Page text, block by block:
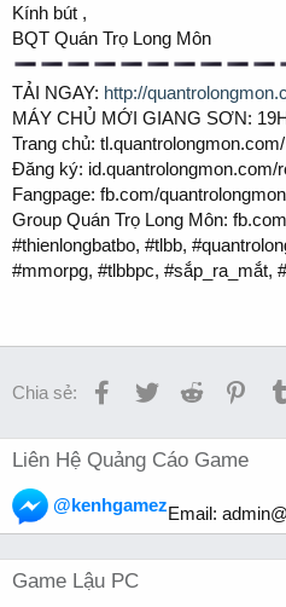
Kính bút ,
BQT Quán Trọ Long Môn
TẢI NGAY: http://
MÁY CHỦ MỚI GIANG SƠN:
Trang chủ: tl.quantrolongmon.com/
Đăng ký: id.quantrolongmon.com/
Fangpage: fb.com/
Group Quán Trọ Long Môn:
#thienlongbatbo, #tlbb,
#mmorpg, #tlbbpc, #sắp_ra_mắt,
Chia sẻ: Facebook
TwitterReddit
Liên Hệ Quảng Cáo Game
@kenhgamezEmail:
Game Lậu PC